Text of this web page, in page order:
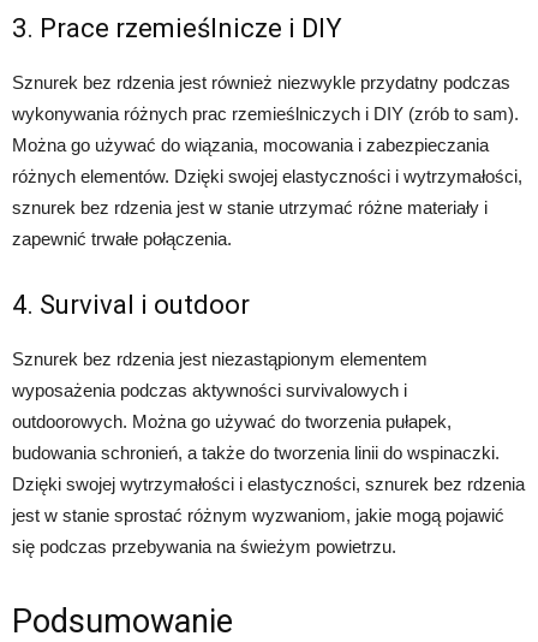
3. Prace rzemieślnicze i DIY
Sznurek bez rdzenia jest również niezwykle przydatny podczas
wykonywania różnych prac rzemieślniczych i DIY (zrób to sam).
Można go używać do wiązania, mocowania i zabezpieczania
różnych elementów. Dzięki swojej elastyczności i wytrzymałości,
sznurek bez rdzenia jest w stanie utrzymać różne materiały i
zapewnić trwałe połączenia.
4. Survival i outdoor
Sznurek bez rdzenia jest niezastąpionym elementem
wyposażenia podczas aktywności survivalowych i
outdoorowych. Można go używać do tworzenia pułapek,
budowania schronień, a także do tworzenia linii do wspinaczki.
Dzięki swojej wytrzymałości i elastyczności, sznurek bez rdzenia
jest w stanie sprostać różnym wyzwaniom, jakie mogą pojawić
się podczas przebywania na świeżym powietrzu.
Podsumowanie